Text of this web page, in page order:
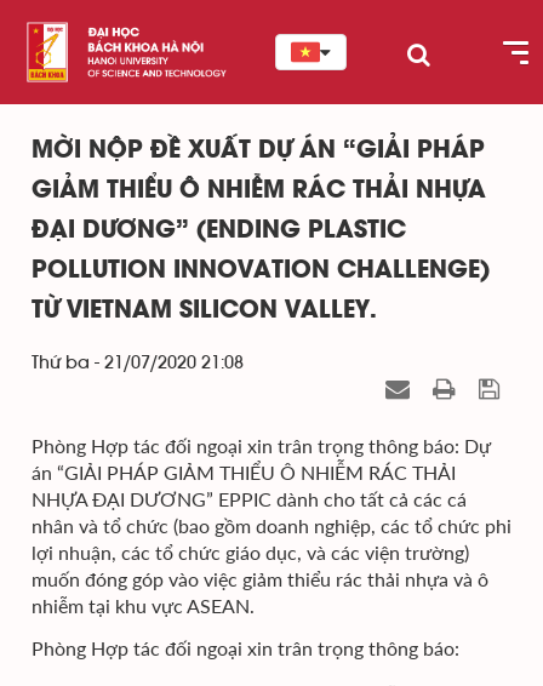
MỜI NỘP ĐỀ XUẤT DỰ ÁN “GIẢI PHÁP
GIẢM THIỂU Ô NHIỄM RÁC THẢI NHỰA
ĐẠI DƯƠNG” (ENDING PLASTIC
POLLUTION INNOVATION CHALLENGE)
TỪ VIETNAM SILICON VALLEY.
Thứ ba - 21/07/2020 21:08
Phòng Hợp tác đối ngoại xin trân trọng thông báo: Dự
án “GIẢI PHÁP GIẢM THIỂU Ô NHIỄM RÁC THẢI
NHỰA ĐẠI DƯƠNG” EPPIC dành cho tất cả các cá
nhân và tổ chức (bao gồm doanh nghiệp, các tổ chức phi
lợi nhuận, các tổ chức giáo dục, và các viện trường)
muốn đóng góp vào việc giảm thiểu rác thải nhựa và ô
nhiễm tại khu vực ASEAN.
Phòng Hợp tác đối ngoại xin trân trọng thông báo: